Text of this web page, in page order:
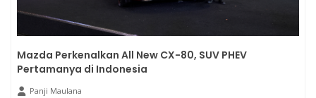
Mazda Perkenalkan All New CX-80, SUV PHEV
Pertamanya di Indonesia
Panji Maulana